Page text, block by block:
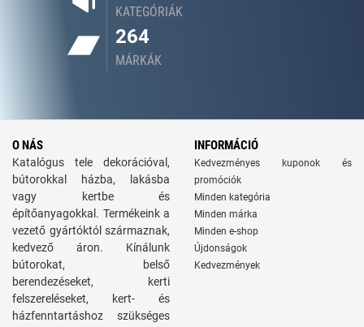
KATEGÓRIÁK
264
MÁRKÁK
O NÁS
Katalógus tele dekorációval,
bútorokkal házba, lakásba
vagy kertbe és
építőanyagokkal. Termékeink a
vezető gyártóktól származnak,
kedvező áron. Kínálunk
bútorokat, belső
berendezéseket, kerti
felszereléseket, kert- és
házfenntartáshoz szükséges
INFORMÁCIÓ
Kedvezményes kuponok és
promóciók
Minden kategória
Minden márka
Minden e-shop
Újdonságok
Kedvezmények